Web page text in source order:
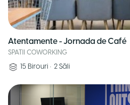
Atentamente - Jornada de Café
SPATII COWORKING
15 Birouri • 2 Săli